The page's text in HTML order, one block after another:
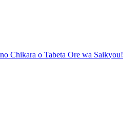
Chikara o Tabeta Ore wa Saikyou!